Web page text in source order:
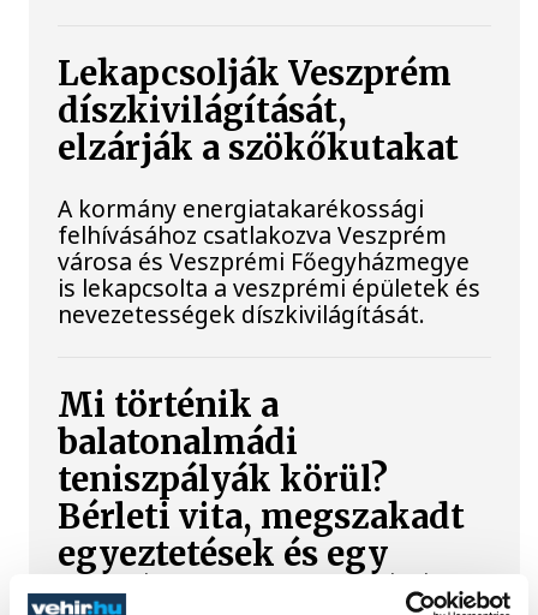
Lekapcsolják Veszprém
díszkivilágítását,
elzárják a szökőkutakat
A kormány energiatakarékossági
felhívásához csatlakozva Veszprém
városa és Veszprémi Főegyházmegye
is lekapcsolta a veszprémi épületek és
nevezetességek díszkivilágítását.
Mi történik a
balatonalmádi
teniszpályák körül?
Bérleti vita, megszakadt
egyeztetések és egy
tisztázatlan jogi eljárás